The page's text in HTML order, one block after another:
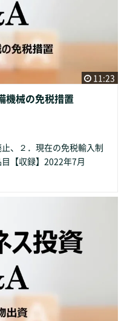
11:23
機械の免税措置
、２．現在の免税輸入制
【収録】2022年7月